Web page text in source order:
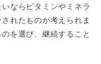
ならビタミンやミネラ
れたものが考えられま
を選び、継続すること